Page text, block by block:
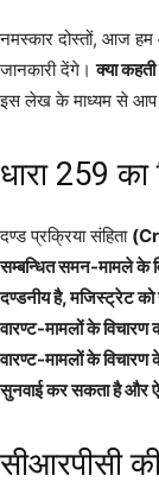
नमस्कार दोस्तों, आज
जानकारी देंगे।क्या
इस लेख के माध्यम से आप
धारा 259 का
दण्ड प्रक्रिया संहिता
सम्बन्धित समन-मामले के
दण्डनीय है, मजिस्ट्रेट को
वारण्ट-मामलों के विचारण
वारण्ट-मामलों के विचारण
सुनवाई कर सकता है और ऐसे
सीआरपीसी